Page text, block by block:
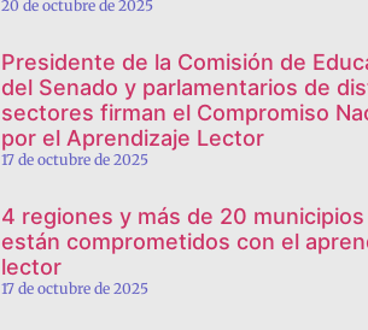
20 de octubre de 2025
Presidente de la Comisión de
del Senado y parlamentarios de
sectores firman el Compromiso
por el Aprendizaje Lector
17 de octubre de 2025
4 regiones y más de 20 municipios
están comprometidos con el
lector
17 de octubre de 2025